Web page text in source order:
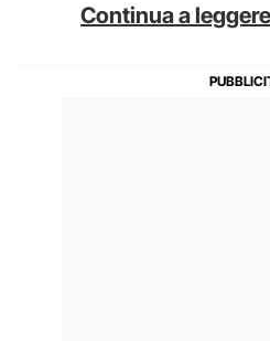
Continua a